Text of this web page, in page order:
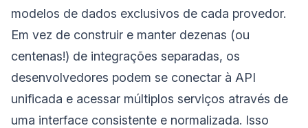
modelos de dados exclusivos de cada provedor.
Em vez de construir e manter dezenas (ou
centenas!) de integrações separadas, os
desenvolvedores podem se conectar à API
unificada e acessar múltiplos serviços através de
uma interface consistente e normalizada. Isso